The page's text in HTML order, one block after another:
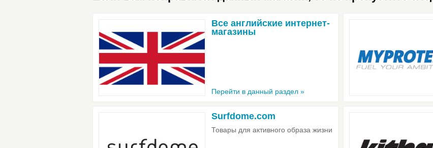
Все английские интернет-
магазины
Перейти в данный раздел »
Surfdome.com
Товары для активного образа жизни